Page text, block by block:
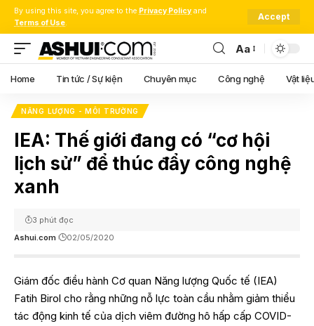
By using this site, you agree to the Privacy Policy and
Terms of Use.
Accept
Font
Resizer
Aa
Home Tin tức / Sự kiện Chuyên mục Công nghệ Vật
NĂNG LƯỢNG - MÔI TRƯỜNG
IEA: Thế giới đang có “cơ hội
lịch sử” để thúc đẩy công nghệ
xanh
Ashui.com 02/05/2020
3 phút đọc
Giám đốc điều hành Cơ quan Năng lượng Quốc tế (IEA)
Fatih Birol cho rằng những nỗ lực toàn cầu nhằm giảm thiểu
tác động kinh tế của dịch viêm đường hô hấp cấp COVID-